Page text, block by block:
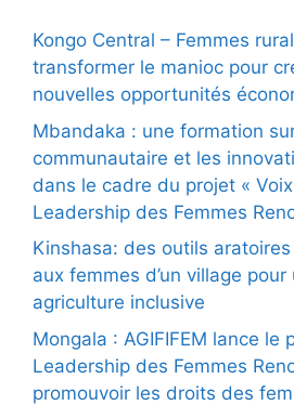
Kongo Central – Femmes
transformer le manioc pour
nouvelles opportunités
Mbandaka : une formation sur
communautaire et les
dans le cadre du projet «
Leadership des Femmes
Kinshasa: des outils
aux femmes d’un village pour
agriculture inclusive
Mongala : AGIFIFEM lance le
Leadership des Femmes
promouvoir les droits des